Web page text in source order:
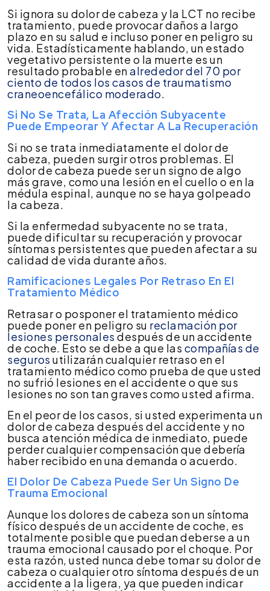
Si ignora su dolor de cabeza y la LCT no recibe
tratamiento, puede provocar daños a largo
plazo en su salud e incluso poner en peligro su
vida. Estadísticamente hablando, un estado
vegetativo persistente o la muerte es un
resultado probable enalrededor del 70 por
ciento de todos los casos de traumatismo
craneoencefálico moderado.
Si No Se Trata, La Afección Subyacente
Puede Empeorar Y Afectar A La Recuperación
Si no se trata inmediatamente el dolor de
cabeza, pueden surgir otros problemas. El
dolor de cabeza puede ser un signo de algo
más grave, como una lesión en el cuello o en la
médula espinal, aunque no se haya golpeado
la cabeza.
Si la enfermedad subyacente no se trata,
puede dificultar su recuperación y provocar
síntomas persistentes que pueden afectar a su
calidad de vida durante años.
Ramificaciones Legales Por Retraso En El
Tratamiento Médico
Retrasar o posponer el tratamiento médico
puede poner en peligro su reclamación por
lesiones personales después de un accidente
de coche. Esto se debe a que las compañías de
seguros utilizarán cualquier retraso en el
tratamiento médico como prueba de que usted
no sufrió lesiones en el accidente o que sus
lesiones no son tan graves como usted afirma.
En el peor de los casos, si usted experimenta un
dolor de cabeza después del accidente y no
busca atención médica de inmediato, puede
perder cualquier compensación que debería
haber recibido en una demanda o acuerdo.
El Dolor De Cabeza Puede Ser Un Signo De
Trauma Emocional
Aunque los dolores de cabeza son un síntoma
físico después de un accidente de coche, es
totalmente posible que puedan deberse a un
trauma emocional causado por el choque. Por
esta razón, usted nunca debe tomar su dolor de
cabeza o cualquier otro síntoma después de un
accidente a la ligera, ya que pueden indicar